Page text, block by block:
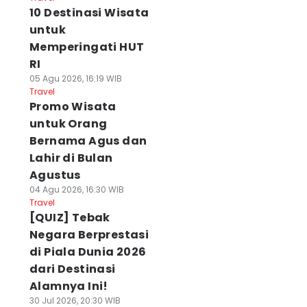
10 Destinasi Wisata
untuk
Memperingati HUT
RI
05 Agu 2026, 16:19 WIB
Travel
Promo Wisata
untuk Orang
Bernama Agus dan
Lahir di Bulan
Agustus
04 Agu 2026, 16:30 WIB
Travel
[QUIZ] Tebak
Negara Berprestasi
di Piala Dunia 2026
dari Destinasi
Alamnya Ini!
30 Jul 2026, 20:30 WIB